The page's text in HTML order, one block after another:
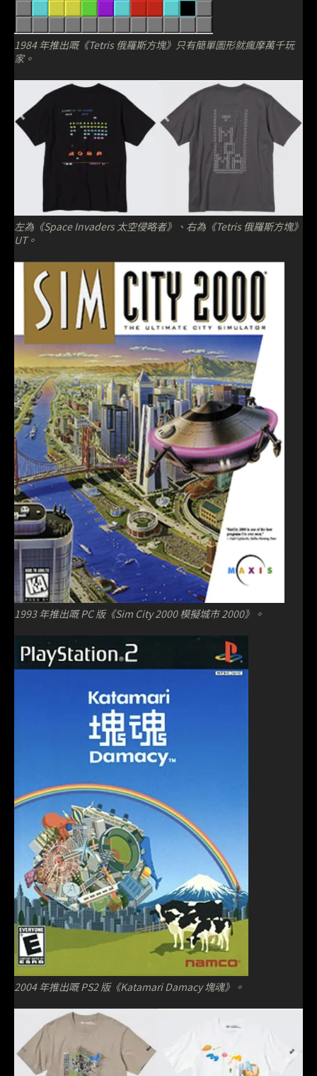
1984 年推出嘅《Tetris 俄羅斯方塊》只有簡單圖形就瘋摩萬千玩
家。
左為《Space Invaders 太空侵略者》、右為《Tetris 俄羅斯方塊》
UT。
1993 年推出嘅 PC 版《Sim City 2000 模擬城市 2000》。
2004 年推出嘅 PS2 版《Katamari Damacy 塊魂》。